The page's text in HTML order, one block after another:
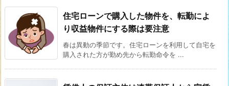
住宅ローンで購入した物件を、転勤によ
り収益物件にする際は要注意
春は異動の季節です。住宅ローンを利用して自宅を
購入された方が勤め先から転勤命令を ...